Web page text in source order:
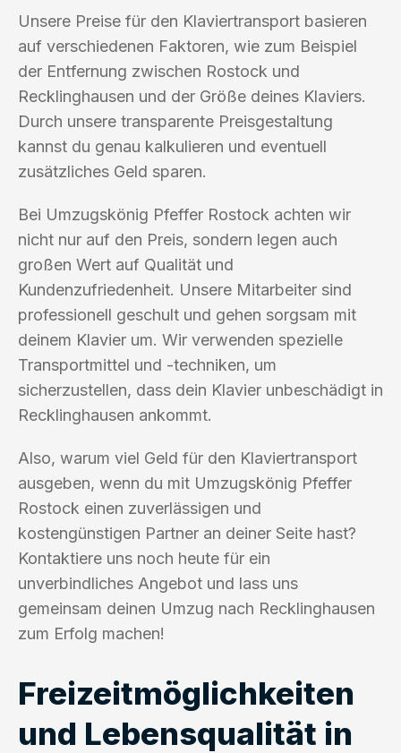
Unsere Preise für den Klaviertransport basieren
auf verschiedenen Faktoren, wie zum Beispiel
der Entfernung zwischen Rostock und
Recklinghausen und der Größe deines Klaviers.
Durch unsere transparente Preisgestaltung
kannst du genau kalkulieren und eventuell
zusätzliches Geld sparen.
Bei Umzugskönig Pfeffer Rostock achten wir
nicht nur auf den Preis, sondern legen auch
großen Wert auf Qualität und
Kundenzufriedenheit. Unsere Mitarbeiter sind
professionell geschult und gehen sorgsam mit
deinem Klavier um. Wir verwenden spezielle
Transportmittel und -techniken, um
sicherzustellen, dass dein Klavier unbeschädigt in
Recklinghausen ankommt.
Also, warum viel Geld für den Klaviertransport
ausgeben, wenn du mit Umzugskönig Pfeffer
Rostock einen zuverlässigen und
kostengünstigen Partner an deiner Seite hast?
Kontaktiere uns noch heute für ein
unverbindliches Angebot und lass uns
gemeinsam deinen Umzug nach Recklinghausen
zum Erfolg machen!
Freizeitmöglichkeiten
und Lebensqualität in